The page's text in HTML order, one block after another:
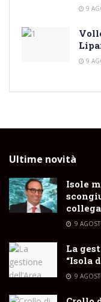
9
9
Ultime novità
Isole
9
La
“Isola
9